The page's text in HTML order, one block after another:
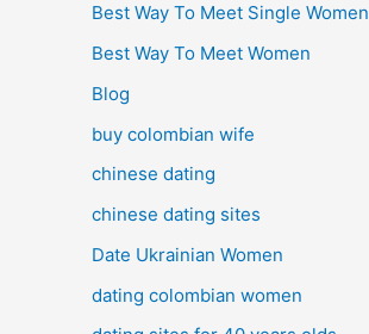
Best Way To Meet Single Women
Best Way To Meet Women
Blog
buy colombian wife
chinese dating
chinese dating sites
Date Ukrainian Women
dating colombian women